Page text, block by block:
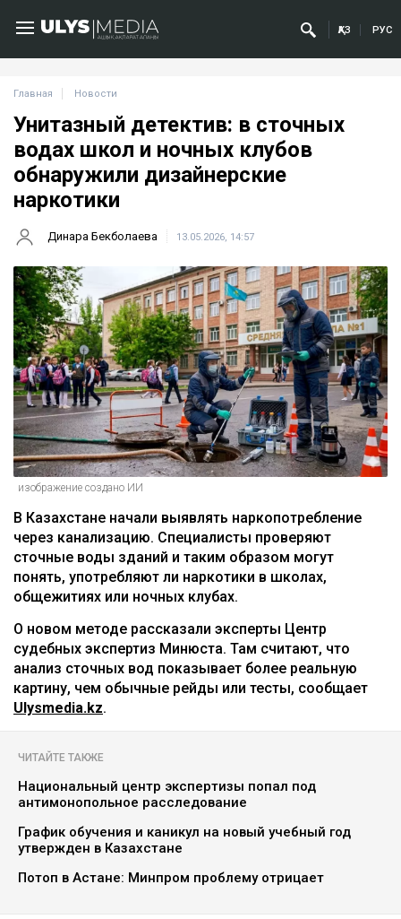
ҚАЗ РУС
Главная Новости
Унитазный детектив: в сточных
водах школ и ночных клубов
обнаружили дизайнерские
наркотики
Динара Бекболаева 13.05.2026, 14:57
изображение создано ИИ
В Казахстане начали выявлять наркопотребление
через канализацию. Специалисты проверяют
сточные воды зданий и таким образом могут
понять, употребляют ли наркотики в школах,
общежитиях или ночных клубах.
О новом методе рассказали эксперты Центр
судебных экспертиз Минюста. Там считают, что
анализ сточных вод показывает более реальную
картину, чем обычные рейды или тесты, сообщает
Ulysmedia.kz.
ЧИТАЙТЕ ТАКЖЕ
Национальный центр экспертизы попал под
антимонопольное расследование
График обучения и каникул на новый учебный год
утвержден в Казахстане
Потоп в Астане: Минпром проблему отрицает